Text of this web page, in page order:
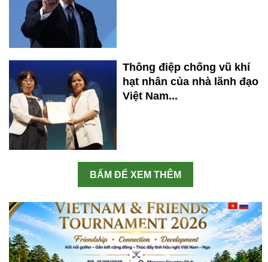
Thông điệp chống vũ khí
hạt nhân của nhà lãnh đạo
Việt Nam...
BẤM ĐỂ XEM THÊM